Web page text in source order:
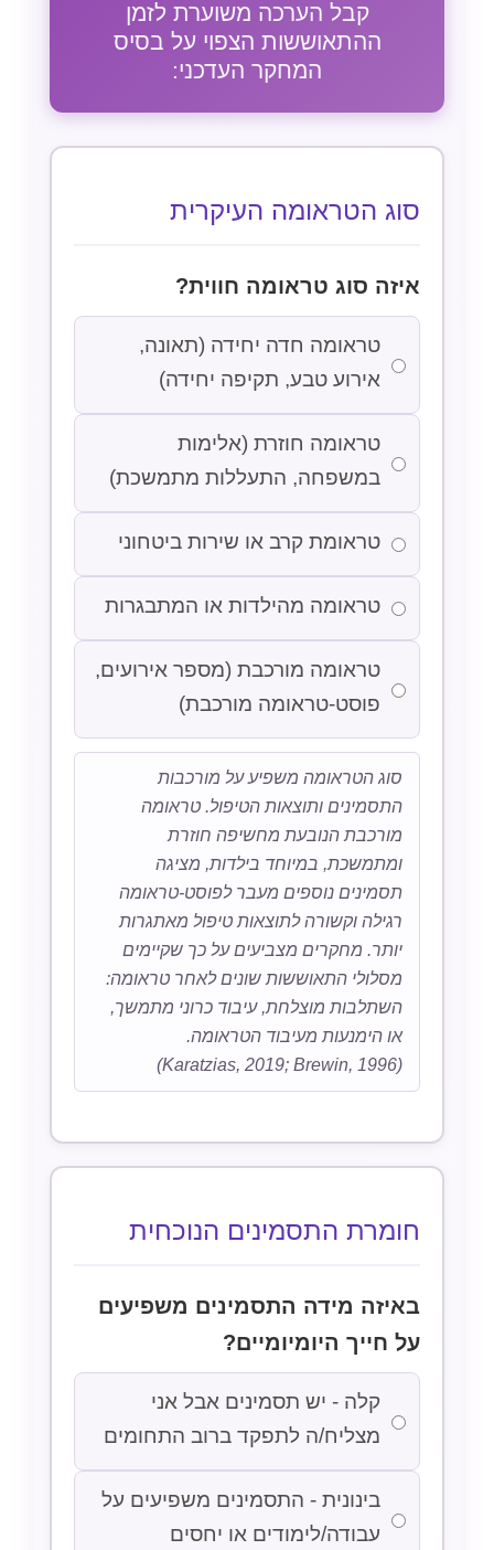
קבל הערכה משוערת לזמן
ההתאוששות הצפוי על בסיס
המחקר העדכני:
סוג הטראומה העיקרית
איזה סוג טראומה חווית?
טראומה חדה יחידה (תאונה,
אירוע טבע, תקיפה יחידה)
טראומה חוזרת (אלימות
במשפחה, התעללות מתמשכת)
טראומת קרב או שירות ביטחוני
טראומה מהילדות או המתבגרות
טראומה מורכבת (מספר אירועים,
פוסט-טראומה מורכבת)
סוג הטראומה משפיע על מורכבות
התסמינים ותוצאות הטיפול. טראומה
מורכבת הנובעת מחשיפה חוזרת
ומתמשכת, במיוחד בילדות, מציגה
תסמינים נוספים מעבר לפוסט-טראומה
רגילה וקשורה לתוצאות טיפול מאתגרות
יותר. מחקרים מצביעים על כך שקיימים
מסלולי התאוששות שונים לאחר טראומה:
השתלבות מוצלחת, עיבוד כרוני מתמשך,
או הימנעות מעיבוד הטראומה.
(Karatzias, 2019; Brewin, 1996)
חומרת התסמינים הנוכחית
באיזה מידה התסמינים משפיעים
על חייך היומיומיים?
קלה - יש תסמינים אבל אני
מצליח/ה לתפקד ברוב התחומים
בינונית - התסמינים משפיעים על
עבודה/לימודים או יחסים